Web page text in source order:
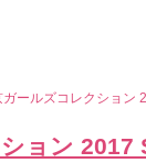
ールズコレクション
ョン 2017